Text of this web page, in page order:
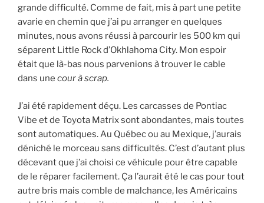
grande difficulté. Comme de fait, mis à part une petite
avarie en chemin que j’ai pu arranger en quelques
minutes, nous avons réussi à parcourir les 500 km qui
séparent Little Rock d’Okhlahoma City. Mon espoir
était que là-bas nous parvenions à trouver le cable
dans une cour à scrap.
J’ai été rapidement déçu. Les carcasses de Pontiac
Vibe et de Toyota Matrix sont abondantes, mais toutes
sont automatiques. Au Québec ou au Mexique, j’aurais
déniché le morceau sans difficultés. C’est d’autant plus
décevant que j’ai choisi ce véhicule pour être capable
de le réparer facilement. Ça l’aurait été le cas pour tout
autre bris mais comble de malchance, les Américains